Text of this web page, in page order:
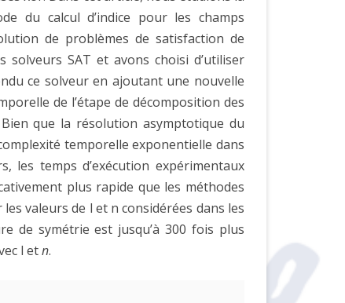
du calcul d’indice pour les champs
de problèmes de satisfaction de
solveurs SAT et avons choisi d’utiliser
ce solveur en ajoutant une nouvelle
de l’étape de décomposition des
que la résolution asymptotique du
temporelle exponentielle dans
les temps d’exécution expérimentaux
plus rapide que les méthodes
valeurs de l et n considérées dans les
de symétrie est jusqu’à 300 fois plus
l etn.